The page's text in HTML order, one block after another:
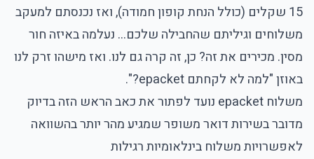
15 שקלים (כולל הנחת קופון חמודה), ואז נכנסתם למעקב
משלוחים וגיליתם שהחבילה שלכם… נעלמה באיזה חור
מסין. מכירים את זה? כן, זה קרה גם לנו. ואז מישהו זרק לנו
באוזן "למה לא לקחתם epacket?".
משלוח epacket נועד לפתור את כאב הראש הזה בדיוק
מדובר בשירות דואר משופר שמגיע מהר יותר בהשוואה
לאפשרויות משלוח בינלאומיות רגילות